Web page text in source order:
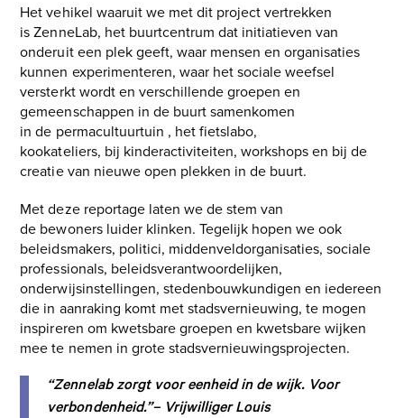
Het vehikel waaruit we met dit project vertrekken
is ZenneLab, het buurtcentrum dat initiatieven van
onderuit een plek geeft, waar mensen en organisaties
kunnen experimenteren, waar het sociale weefsel
versterkt wordt en verschillende groepen en
gemeenschappen in de buurt samenkomen
in de permacultuurtuin , het fietslabo,
kookateliers, bij kinderactiviteiten, workshops en bij de
creatie van nieuwe open plekken in de buurt.
Met deze reportage laten we de stem van
de bewoners luider klinken. Tegelijk hopen we ook
beleidsmakers, politici, middenveldorganisaties, sociale
professionals, beleidsverantwoordelijken,
onderwijsinstellingen, stedenbouwkundigen en iedereen
die in aanraking komt met stadsvernieuwing, te mogen
inspireren om kwetsbare groepen en kwetsbare wijken
mee te nemen in grote stadsvernieuwingsprojecten.
“Zennelabzorgt voor eenheid in de wijk. Voor
verbondenheid.”– Vrijwilliger Louis